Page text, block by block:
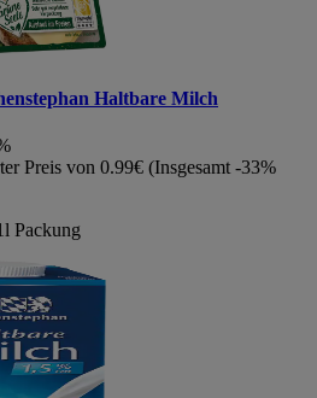
Haltbare Milch
Preis von 0.99€ (Insgesamt -33%
Packung